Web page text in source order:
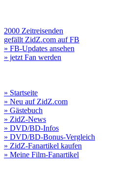
2000 Zeitreisenden
gefällt ZidZ.com auf FB
» FB-Updates ansehen
» jetzt Fan werden
» Startseite
» Neu auf ZidZ.com
» Gästebuch
» ZidZ-News
» DVD/BD-Infos
» DVD/BD-Bonus-Vergleich
» ZidZ-Fanartikel kaufen
» Meine Film-Fanartikel